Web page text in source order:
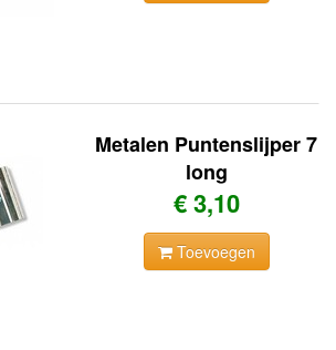
Metalen Puntenslijper 7
long
€ 3,10
Toevoegen